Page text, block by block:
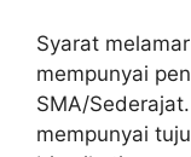
Syarat
mempunyai
SMA/
mempunyai